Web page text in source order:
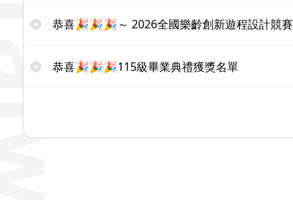
恭喜🎉🎉🎉～ 2026全國樂齡創新遊程設計競賽
恭喜🎉🎉🎉115級畢業典禮獲獎名單